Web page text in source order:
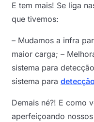
E tem mais! Se liga
que tivemos:
– Mudamos a infra
maior carga; –
sistema para
sistema para
Demais né?! E como
aperfeiçoando